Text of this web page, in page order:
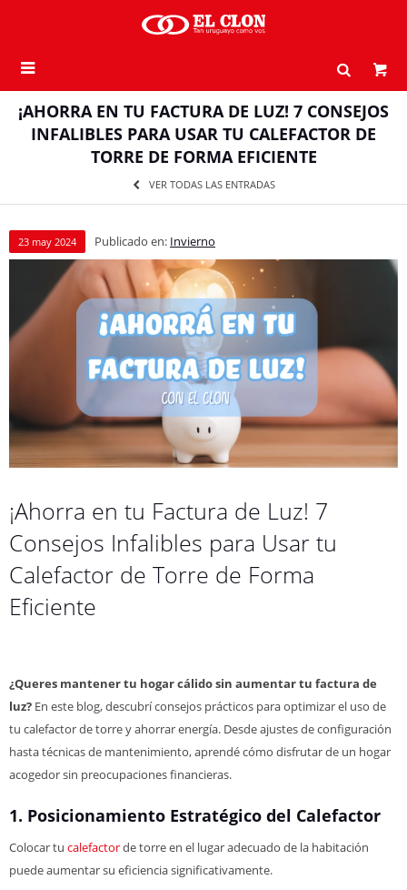

¡AHORRA EN TU FACTURA DE LUZ! 7 CONSEJOS
INFALIBLES PARA USAR TU CALEFACTOR DE
TORRE DE FORMA EFICIENTE
VER TODAS LAS ENTRADAS
23 may 2024 Publicado en: Invierno
¡Ahorra en tu Factura de Luz! 7
Consejos Infalibles para Usar tu
Calefactor de Torre de Forma
Eficiente
¿Queres mantener tu hogar cálido sin aumentar tu factura de
luz? En este blog, descubrí consejos prácticos para optimizar el uso de
tu calefactor de torre y ahorrar energía. Desde ajustes de configuración
hasta técnicas de mantenimiento, aprendé cómo disfrutar de un hogar
acogedor sin preocupaciones financieras.
1. Posicionamiento Estratégico del Calefactor
Colocar tu calefactorde torre en el lugar adecuado de la habitación
puede aumentar su eficiencia significativamente.